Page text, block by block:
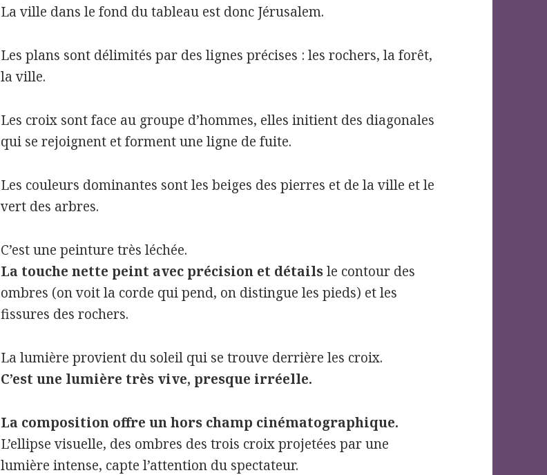
La ville dans le fond du tableau est donc Jérusalem.
Les plans sont délimités par des lignes précises : les rochers, la forêt,
la ville.
Les croix sont face au groupe d’hommes, elles initient des diagonales
qui se rejoignent et forment une ligne de fuite.
Les couleurs dominantes sont les beiges des pierres et de la ville et le
vert des arbres.
C’est une peinture très léchée.
La touche nette peint avec précision et détailsle contour des
ombres (on voit la corde qui pend, on distingue les pieds) et les
fissures des rochers.
La lumière provient du soleil qui se trouve derrière les croix.
C’est une lumière très vive, presque irréelle.
La composition offre un hors champ cinématographique.
L’ellipse visuelle, des ombres des trois croix projetées par une
lumière intense, capte l’attention du spectateur.